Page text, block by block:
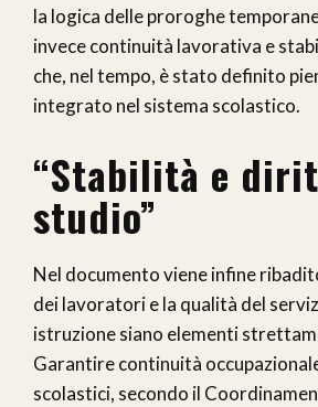
la logica delle proroghe
invece continuità lavorativa e
che, nel tempo, è stato definito
integrato nel sistema scolastico.
“Stabilità e
studio”
Nel documento viene infine
dei lavoratori e la qualità del
istruzione siano elementi
Garantire continuità
scolastici, secondo il